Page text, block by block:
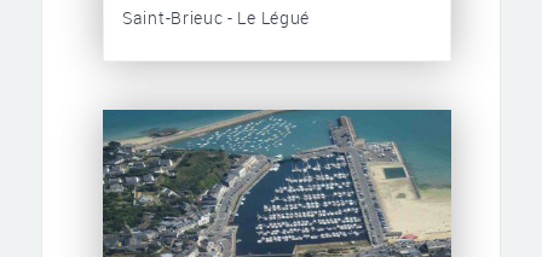
Saint-Brieuc - Le Légué